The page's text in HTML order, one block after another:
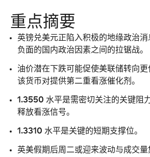
重点摘要
英镑兑美元正陷入积极的地缘政治
负面的国内政治因素之间的拉锯战。
油价潜在下跌可能促使美联储转向
该货币对提供第二重看涨催化剂。
1.3550 水平是需密切关注的关键阻
释放看涨信号。
1.3310 水平是关键的短期支撑位。
英美假期后周二或迎来波动与成交